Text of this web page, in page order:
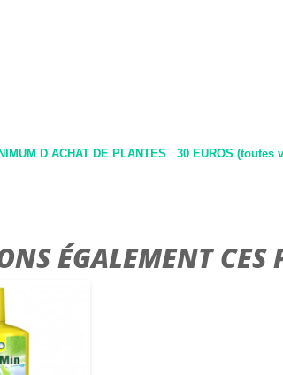
D ACHAT DE PLANTES 30 EUROS (toutes
ÉGALEMENT CES